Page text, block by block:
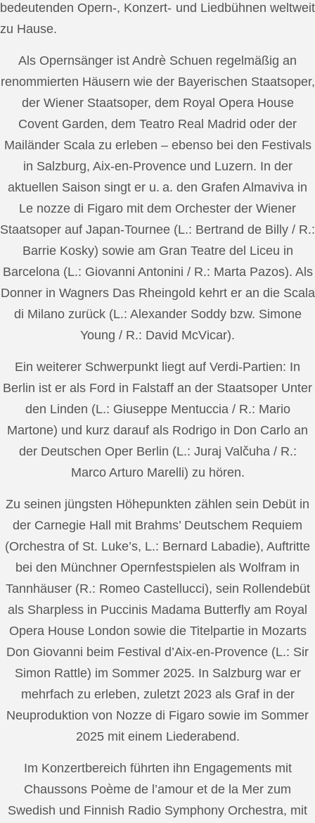
bedeutenden Opern-, Konzert- und Liedbühnen weltweit
zu Hause.
Als Opernsänger ist Andrè Schuen regelmäßig an
renommierten Häusern wie der Bayerischen Staatsoper,
der Wiener Staatsoper, dem Royal Opera House
Covent Garden, dem Teatro Real Madrid oder der
Mailänder Scala zu erleben – ebenso bei den Festivals
in Salzburg, Aix-en-Provence und Luzern. In der
aktuellen Saison singt er u. a. den Grafen Almaviva in
Le nozze di Figaro mit dem Orchester der Wiener
Staatsoper auf Japan-Tournee (L.: Bertrand de Billy / R.:
Barrie Kosky) sowie am Gran Teatre del Liceu in
Barcelona (L.: Giovanni Antonini / R.: Marta Pazos). Als
Donner in Wagners Das Rheingold kehrt er an die Scala
di Milano zurück (L.: Alexander Soddy bzw. Simone
Young / R.: David McVicar).
Ein weiterer Schwerpunkt liegt auf Verdi-Partien: In
Berlin ist er als Ford in Falstaff an der Staatsoper Unter
den Linden (L.: Giuseppe Mentuccia / R.: Mario
Martone) und kurz darauf als Rodrigo in Don Carlo an
der Deutschen Oper Berlin (L.: Juraj Valčuha / R.:
Marco Arturo Marelli) zu hören.
Zu seinen jüngsten Höhepunkten zählen sein Debüt in
der Carnegie Hall mit Brahms’ Deutschem Requiem
(Orchestra of St. Luke’s, L.: Bernard Labadie), Auftritte
bei den Münchner Opernfestspielen als Wolfram in
Tannhäuser (R.: Romeo Castellucci), sein Rollendebüt
als Sharpless in Puccinis Madama Butterfly am Royal
Opera House London sowie die Titelpartie in Mozarts
Don Giovanni beim Festival d’Aix-en-Provence (L.: Sir
Simon Rattle) im Sommer 2025. In Salzburg war er
mehrfach zu erleben, zuletzt 2023 als Graf in der
Neuproduktion von Nozze di Figaro sowie im Sommer
2025 mit einem Liederabend.
Im Konzertbereich führten ihn Engagements mit
Chaussons Poème de l’amour et de la Mer zum
Swedish und Finnish Radio Symphony Orchestra, mit